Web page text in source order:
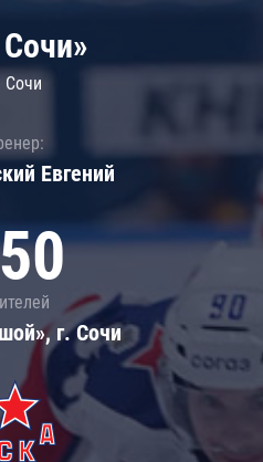
Сочи
Евгений
г. Сочи